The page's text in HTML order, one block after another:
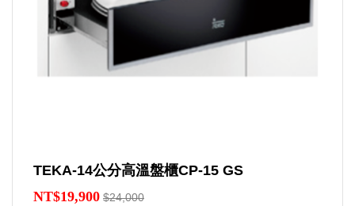
TEKA-14公分高溫盤櫃CP-15 GS
NT$19,900 $24,000